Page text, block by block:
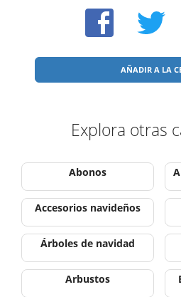
AÑADIR A LA
Explora otras
Abonos
Accesorios navideños
Árboles de navidad
Arbustos